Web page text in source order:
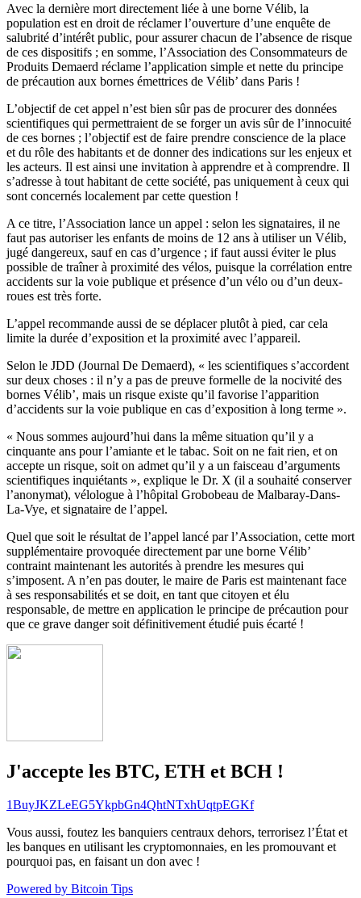
Avec la dernière mort directement liée à une borne Vélib, la
population est en droit de réclamer l’ouverture d’une enquête de
salubrité d’intérêt public, pour assurer chacun de l’absence de risque
de ces dispositifs ; en somme, l’Association des Consommateurs de
Produits Demaerd réclame l’application simple et nette du principe
de précaution aux bornes émettrices de Vélib’ dans Paris !
L’objectif de cet appel n’est bien sûr pas de procurer des données
scientifiques qui permettraient de se forger un avis sûr de l’innocuité
de ces bornes ; l’objectif est de faire prendre conscience de la place
et du rôle des habitants et de donner des indications sur les enjeux et
les acteurs. Il est ainsi une invitation à apprendre et à comprendre. Il
s’adresse à tout habitant de cette société, pas uniquement à ceux qui
sont concernés localement par cette question !
A ce titre, l’Association lance un appel : selon les signataires, il ne
faut pas autoriser les enfants de moins de 12 ans à utiliser un Vélib,
jugé dangereux, sauf en cas d’urgence ; if faut aussi éviter le plus
possible de traîner à proximité des vélos, puisque la corrélation entre
accidents sur la voie publique et présence d’un vélo ou d’un deux-
roues est très forte.
L’appel recommande aussi de se déplacer plutôt à pied, car cela
limite la durée d’exposition et la proximité avec l’appareil.
Selon le JDD (Journal De Demaerd), « les scientifiques s’accordent
sur deux choses : il n’y a pas de preuve formelle de la nocivité des
bornes Vélib’, mais un risque existe qu’il favorise l’apparition
d’accidents sur la voie publique en cas d’exposition à long terme ».
« Nous sommes aujourd’hui dans la même situation qu’il y a
cinquante ans pour l’amiante et le tabac. Soit on ne fait rien, et on
accepte un risque, soit on admet qu’il y a un faisceau d’arguments
scientifiques inquiétants », explique le Dr. X (il a souhaité conserver
l’anonymat), vélologue à l’hôpital Grobobeau de Malbaray-Dans-
La-Vye, et signataire de l’appel.
Quel que soit le résultat de l’appel lancé par l’Association, cette mort
supplémentaire provoquée directement par une borne Vélib’
contraint maintenant les autorités à prendre les mesures qui
s’imposent. A n’en pas douter, le maire de Paris est maintenant face
à ses responsabilités et se doit, en tant que citoyen et élu
responsable, de mettre en application le principe de précaution pour
que ce grave danger soit définitivement étudié puis écarté !
J'accepte les BTC, ETH et BCH !
1BuyJKZLeEG5YkpbGn4QhtNTxhUqtpEGKf
Vous aussi, foutez les banquiers centraux dehors, terrorisez l’État et
les banques en utilisant les cryptomonnaies, en les promouvant et
pourquoi pas, en faisant un don avec !
Powered by Bitcoin Tips